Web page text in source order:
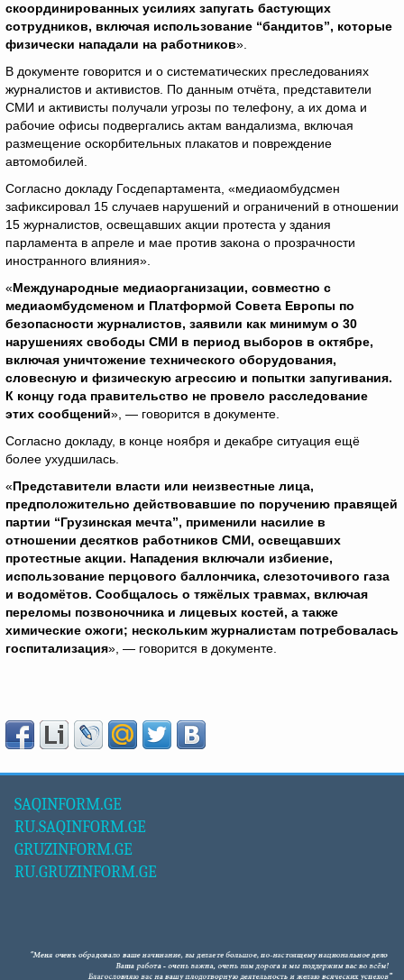
скоординированных усилиях запугать бастующих
сотрудников, включая использование “бандитов”, которые
физически нападали на работников».
В документе говорится и о систематических преследованиях
журналистов и активистов. По данным отчёта, представители
СМИ и активисты получали угрозы по телефону, а их дома и
рабочие офисы подвергались актам вандализма, включая
размещение оскорбительных плакатов и повреждение
автомобилей.
Согласно докладу Госдепартамента, «медиаомбудсмен
зафиксировал 15 случаев нарушений и ограничений в отношении
15 журналистов, освещавших акции протеста у здания
парламента в апреле и мае против закона о прозрачности
иностранного влияния».
«Международные медиаорганизации, совместно с
медиаомбудсменом и Платформой Совета Европы по
безопасности журналистов, заявили как минимум о 30
нарушениях свободы СМИ в период выборов в октябре,
включая уничтожение технического оборудования,
словесную и физическую агрессию и попытки запугивания.
К концу года правительство не провело расследование
этих сообщений», — говорится в документе.
Согласно докладу, в конце ноября и декабре ситуация ещё
более ухудшилась.
«Представители власти или неизвестные лица,
предположительно действовавшие по поручению правящей
партии “Грузинская мечта”, применили насилие в
отношении десятков работников СМИ, освещавших
протестные акции. Нападения включали избиение,
использование перцового баллончика, слезоточивого газа
и водомётов. Сообщалось о тяжёлых травмах, включая
переломы позвоночника и лицевых костей, а также
химические ожоги; нескольким журналистам потребовалась
госпитализация», — говорится в документе.
SAQINFORM.GE
RU.SAQINFORM.GE
GRUZINFORM.GE
RU.GRUZINFORM.GE